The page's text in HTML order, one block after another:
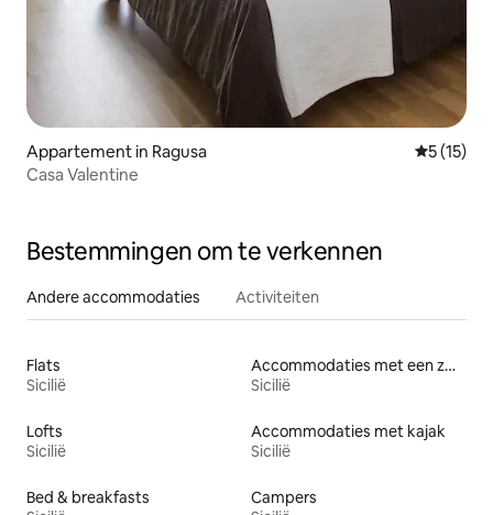
Appartement in Ragusa
5 (15)
Casa Valentine
Bestemmingen om te verkennen
Andere accommodaties Activiteiten
Flats
Sicilië
Accommodaties met een zwembad
Sicilië
Lofts
Sicilië
Accommodaties met kajak
Sicilië
Bed & breakfasts
Campers